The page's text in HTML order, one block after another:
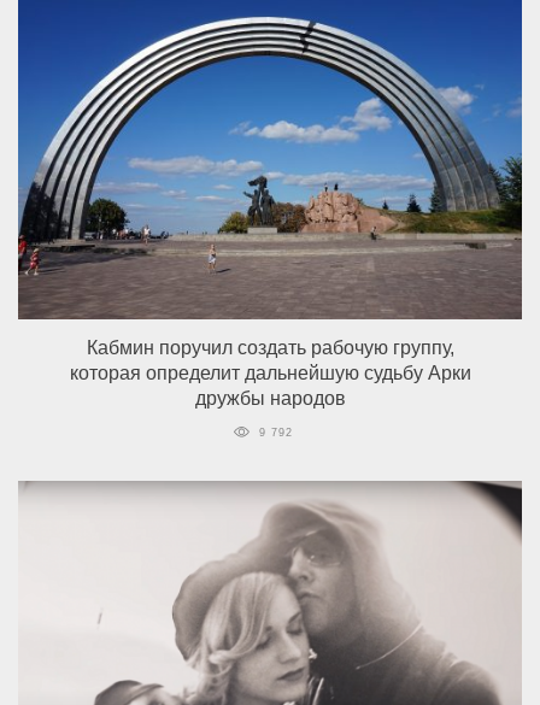
Кабмин поручил создать рабочую группу,
которая определит дальнейшую судьбу Арки
дружбы народов
9 792